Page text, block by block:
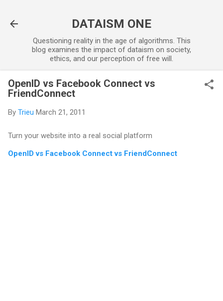
DATAISM ONE
Questioning reality in the age of algorithms. This
blog examines the impact of dataism on society,
ethics, and our perception of free will.
OpenID vs Facebook Connect vs
FriendConnect
By Trieu March 21, 2011
Turn your website into a real social platform
OpenID vs Facebook Connect vs FriendConnect